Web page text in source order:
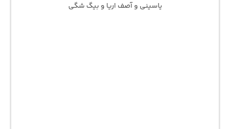
یاسینی و آصف اریا و بیگ شگی